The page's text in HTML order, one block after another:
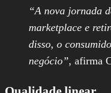
“A nova jornada
marketplace e
disso, o
negócio”, afirma